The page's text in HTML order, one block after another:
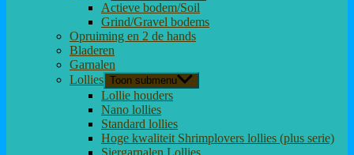
Actieve bodem/Soil
Grind/Gravel bodems
Opruiming en 2 de hands
Bladeren
Garnalen
Lollies Toon submenu
Lollie houders
Nano lollies
Standard lollies
Hoge kwaliteit Shrimplovers lollies (plus serie)
Siergarnalen Lollies